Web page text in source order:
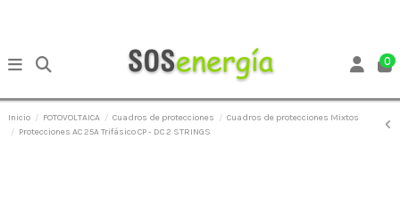
0
Inicio FOTOVOLTAICA Cuadros de protecciones
Cuadros de protecciones Mixtos
Protecciones AC 25A Trifásico CP - DC 2 STRINGS